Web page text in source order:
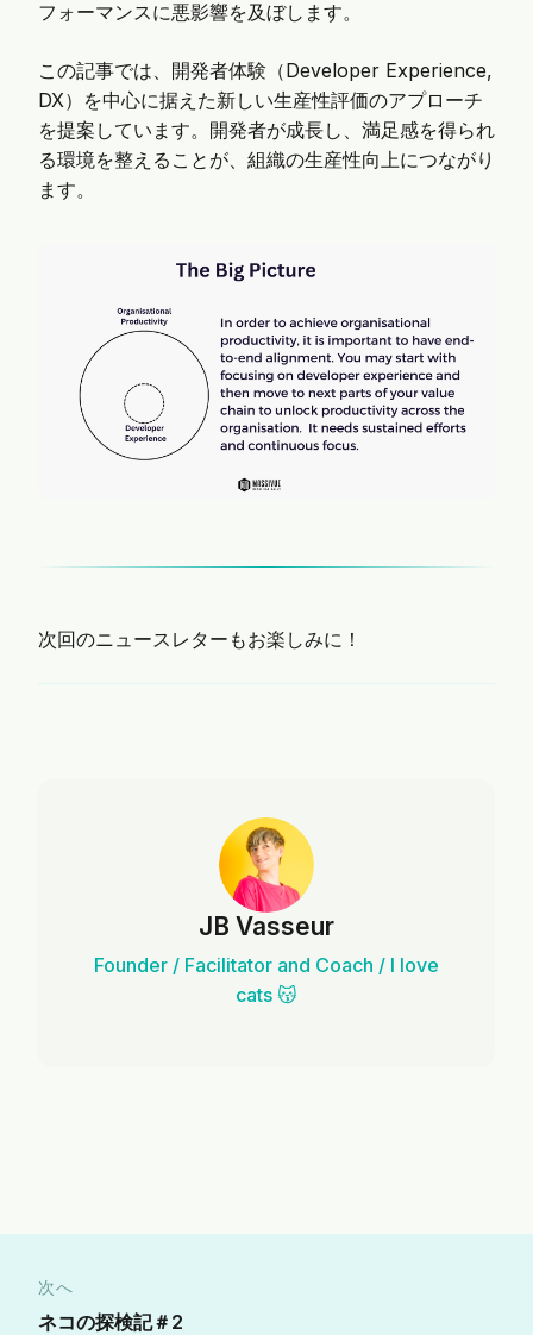
フォーマンスに悪影響を及ぼします。
この記事では、開発者体験（Developer Experience,
DX）を中心に据えた新しい生産性評価のアプローチ
を提案しています。開発者が成長し、満足感を得られ
る環境を整えることが、組織の生産性向上につながり
ます。
次回のニュースレターもお楽しみに！
JB Vasseur
Founder / Facilitator and Coach / I love
cats 😽
次へ
ネコの探検記＃2